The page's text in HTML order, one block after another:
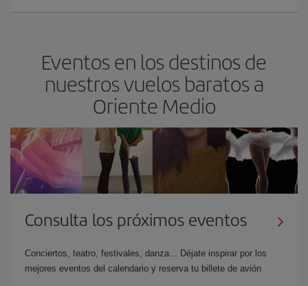
Eventos en los destinos de
nuestros vuelos baratos a
Oriente Medio
Consulta los próximos eventos
Conciertos, teatro, festivales, danza... Déjate inspirar por los
mejores eventos del calendario y reserva tu billete de avión